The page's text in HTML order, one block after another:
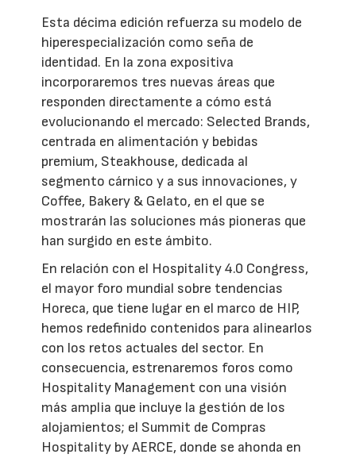
Esta décima edición refuerza su modelo de
hiperespecialización como seña de
identidad. En la zona expositiva
incorporaremos tres nuevas áreas que
responden directamente a cómo está
evolucionando el mercado: Selected Brands,
centrada en alimentación y bebidas
premium, Steakhouse, dedicada al
segmento cárnico y a sus innovaciones, y
Coffee, Bakery & Gelato, en el que se
mostrarán las soluciones más pioneras que
han surgido en este ámbito.
En relación con el Hospitality 4.0 Congress,
el mayor foro mundial sobre tendencias
Horeca, que tiene lugar en el marco de HIP,
hemos redefinido contenidos para alinearlos
con los retos actuales del sector. En
consecuencia, estrenaremos foros como
Hospitality Management con una visión
más amplia que incluye la gestión de los
alojamientos; el Summit de Compras
Hospitality by AERCE, donde se ahonda en